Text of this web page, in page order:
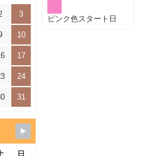
ピンク色スタート日
3
10
17
24
31
日